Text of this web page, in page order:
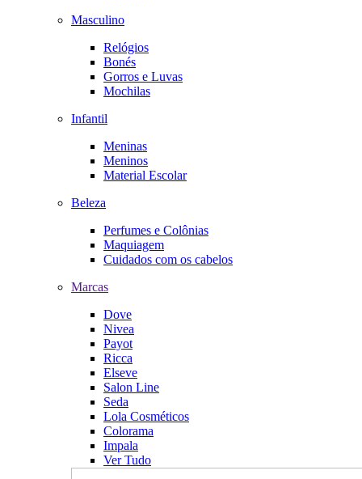
Masculino
Relógios
Bonés
Gorros e Luvas
Mochilas
Infantil
Meninas
Meninos
Material Escolar
Beleza
Perfumes e Colônias
Maquiagem
Cuidados com os cabelos
Marcas
Dove
Nivea
Payot
Ricca
Elseve
Salon Line
Seda
Lola Cosméticos
Colorama
Impala
Ver Tudo